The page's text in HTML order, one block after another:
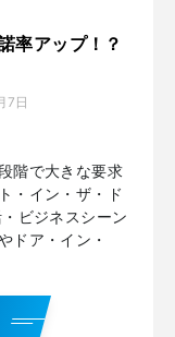
率アップ！？
7日
階で大きな要求
・イン・ザ・ド
ビジネスシーン
ドア・イン・